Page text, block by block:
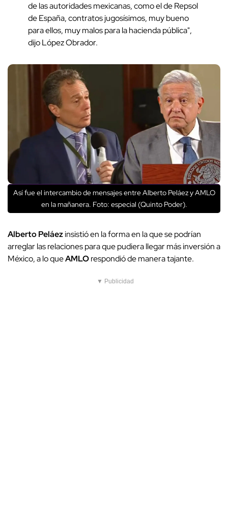
de las autoridades mexicanas, como el de Repsol
de España, contratos jugosísimos, muy bueno
para ellos, muy malos para la hacienda pública",
dijo López Obrador.
Así fue el intercambio de mensajes entre Alberto Peláez y AMLO
en la mañanera. Foto: especial (Quinto Poder).
Alberto Peláezinsistió en la forma en la que se podrían
arreglar las relaciones para que pudiera llegar más inversión a
México, a lo queAMLOrespondió de manera tajante.
▼ Publicidad